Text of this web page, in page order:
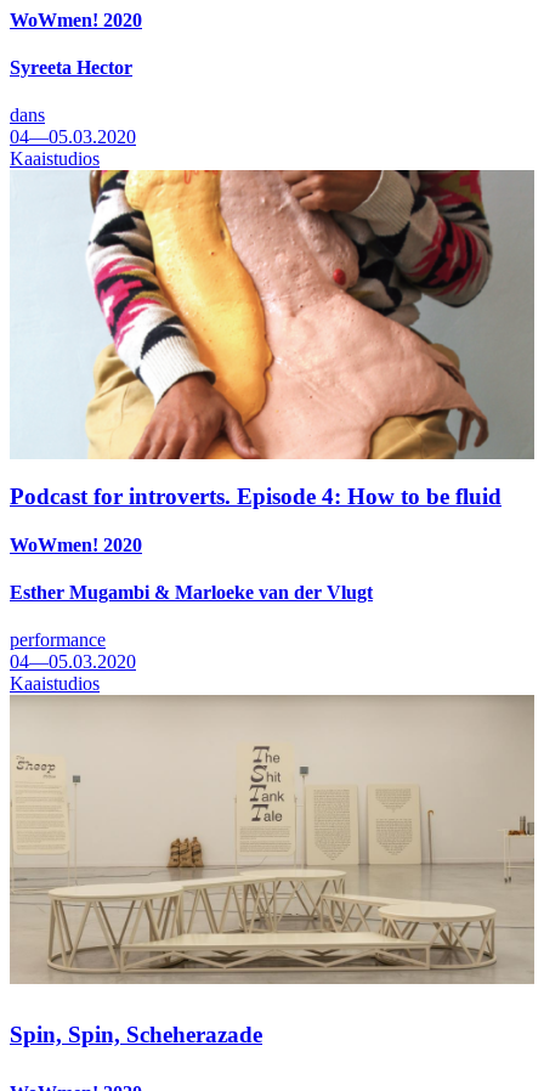
WoWmen! 2020
Syreeta Hector
dans
04—05.03.2020
Kaaistudios
Podcast for introverts. Episode 4: How to be fluid
WoWmen! 2020
Esther Mugambi & Marloeke van der Vlugt
performance
04—05.03.2020
Kaaistudios
Spin, Spin, Scheherazade